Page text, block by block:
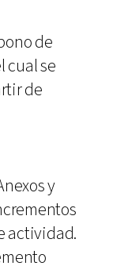
de
cual se
de
y
actividad.